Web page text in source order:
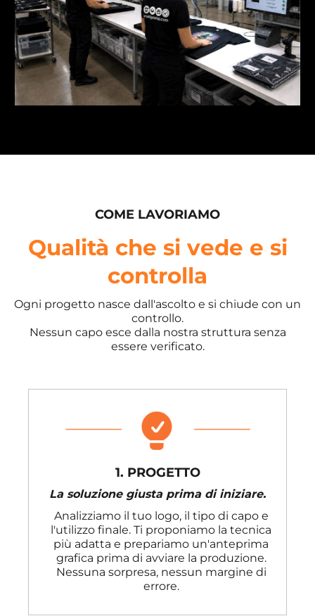
COME LAVORIAMO
Qualità che si vede e si
controlla
Ogni progetto nasce dall'ascolto e si chiude con un
controllo.
Nessun capo esce dalla nostra struttura senza
essere verificato.
1. PROGETTO
La soluzione giusta prima di iniziare.
Analizziamo il tuo logo, il tipo di capo e
l'utilizzo finale. Ti proponiamo la tecnica
più adatta e prepariamo un'anteprima
grafica prima di avviare la produzione.
Nessuna sorpresa, nessun margine di
errore.